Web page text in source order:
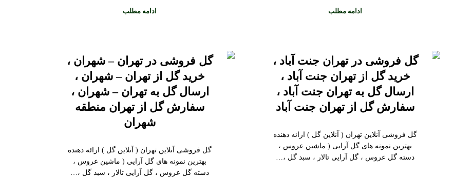
ادامه مطلب ادامه مطلب
گل فروشی در تهران جنت آباد ،
خرید گل از تهران جنت آباد ،
ارسال گل به تهران جنت آباد ،
سفارش گل از تهران جنت آباد
گل فروشی آنلاین تهران ( آنلاین گل ) ارائه دهنده
بهترین نمونه های گل آرایی ( ماشین عروس ،
دسته گل عروس ، گل آرایی تالار ، سبد گل ،…
گل فروشی در تهران – شهران ،
خرید گل از تهران – شهران ،
ارسال گل به تهران – شهران ،
سفارش گل از تهران منطقه
شهران
گل فروشی آنلاین تهران ( آنلاین گل ) ارائه دهنده
بهترین نمونه های گل آرایی ( ماشین عروس ،
دسته گل عروس ، گل آرایی تالار ، سبد گل ،…